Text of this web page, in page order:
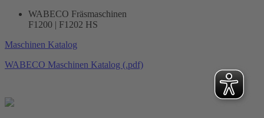
WABECO Fräsmaschinen
F1200 | F1202 HS
Maschinen Katalog
WABECO Maschinen Katalog (.pdf)